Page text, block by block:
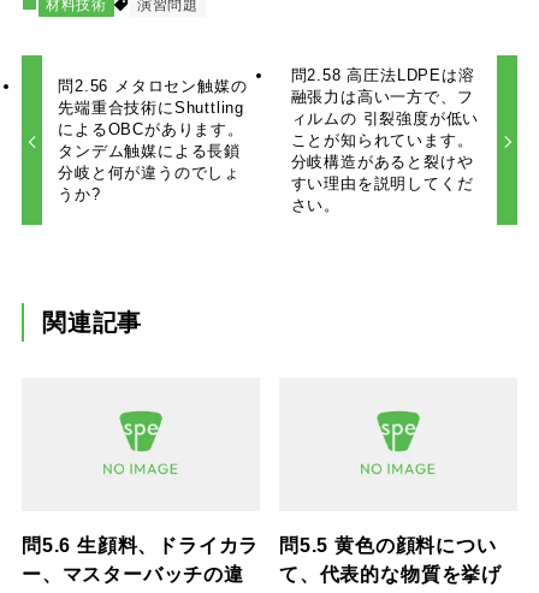
材料技術 演習問題
問2.56 メタロセン触媒の
先端重合技術にShuttling
によるOBCがあります。
タンデム触媒による長鎖
分岐と何が違うのでしょ
うか?
問2.58 高圧法LDPEは溶
融張力は高い一方で、フ
ィルムの 引裂強度が低い
ことが知られています。
分岐構造があると裂けや
すい理由を説明してくだ
さい。
関連記事
問5.6 生顔料、ドライカラ
ー、マスターバッチの違
問5.5 黄色の顔料につい
て、代表的な物質を挙げ